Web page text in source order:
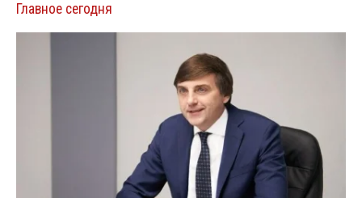
Главное сегодня